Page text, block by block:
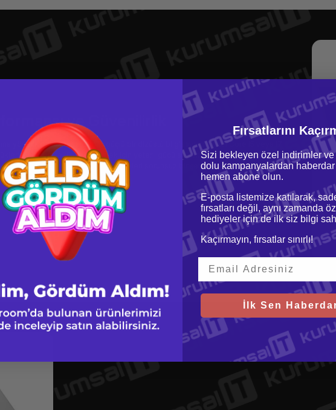
ve Güvenilirlik
yönelik olarak tasarlanmış güçlü bir dizüstü bilgisayardır. Intel Core i5 veya i7
hızlı bir şekilde yönetmek için yeterli gücü sağlar. Ayrıca, 32 GB'a kadar
sunar, bu sayede çoklu görevleri sorunsuz bir şekilde gerçekleştirebilir ve
verilere hızlı bir şekilde erişebilirsiniz.
Fırsatlarını
Sizi bekleyen özel indirimler
dolu kampanyalardan
hemen abone olun.
E-posta listemize katılarak,
fırsatları değil, aynı zamanda
hediyeler için de ilk siz bilgi
Kaçırmayın, fırsatlar sınırlı!
İlk Sen